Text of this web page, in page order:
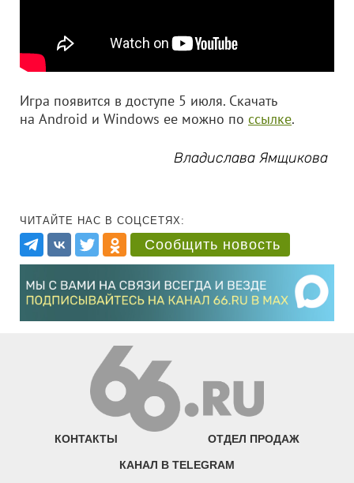
Игра появится в доступе 5 июля. Скачать
на Android и Windows ее можно по ссылке.
Владислава Ямщикова
ЧИТАЙТЕ НАС В СОЦСЕТЯХ:
Сообщить новость
КОНТАКТЫ ОТДЕЛ ПРОДАЖ
КАНАЛ В TELEGRAM